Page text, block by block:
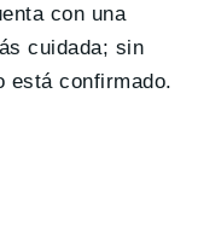
con una
cuidada; sin
está confirmado.